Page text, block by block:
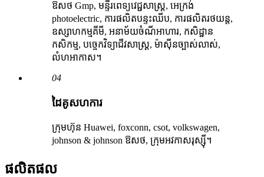
ឱសថ Gmp, មន្ទីរពេទ្យវេជ្ជសាស្ត្រ, អេក្រង់
photoelectric, ការផលិតបន្ទះឈីប, ការផលិតរថយន្ត,
ឧស្សាហកម្មគីមី, អនាម័យចំណីអាហារ, កសិដ្ឋាន
កសិកម្ម, បច្ចេកវិទ្យាជីវសាស្រ្ត, ម៉ាស៊ីនច្បាស់លាស់,
លំហអាកាស។
04
ដៃគូសហការ
ក្រុមហ៊ុន Huawei, foxconn, csot, volkswagen,
johnson & johnson ឱសថ, ក្រុមអវកាសរុស្ស៊ី។
ផលិតផល